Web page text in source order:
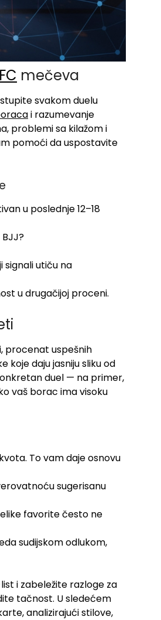
mečeva
svakom duelu
i razumevanje
problemi sa kilažom i
pomoći da uspostavite
u poslednje 12–18
utiču na
u drugačijoj proceni.
procenat uspešnih
daju jasniju sliku od
duel — na primer,
vaš borac ima visoku
To vam daje osnovu
sugerisanu
favorite često ne
sudijskom odlukom,
i zabeležite razloge za
tačnost. U sledećem
analizirajući stilove,